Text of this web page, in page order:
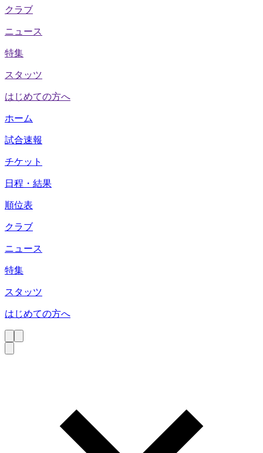
クラブ
ニュース
特集
スタッツ
はじめての方へ
ホーム
試合速報
チケット
日程・結果
順位表
クラブ
ニュース
特集
スタッツ
はじめての方へ